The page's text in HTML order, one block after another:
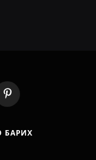
Pinterest
БАРИХ